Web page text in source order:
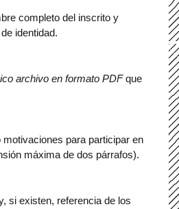
completo del inscrito y
identidad.
archivo en formato PDF que
para participar en
máxima de dos párrafos).
si existen, referencia de los